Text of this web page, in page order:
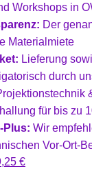
Workshops in
Der
Materialmiete
Lieferung
durch
für bis zu
Plus: Wir
Vor-Ort-
€